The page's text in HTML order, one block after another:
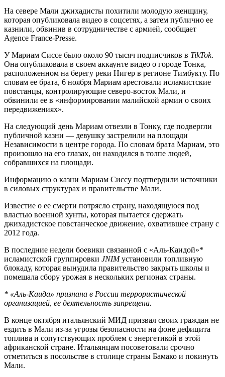
На севере Мали джихадисты похитили молодую женщину,
которая опубликовала видео в соцсетях, а затем публично ее
казнили, обвинив в сотрудничестве с армией, сообщает
Agence France-Presse.
У Мариам Сиссе было около 90 тысяч подписчиков в TikTok.
Она опубликовала в своем аккаунте видео о городе Тонка,
расположенном на берегу реки Нигер в регионе Тимбукту. По
словам ее брата, 6 ноября Мариам арестовали исламистские
повстанцы, контролирующие северо-восток Мали, и
обвинили ее в «информировании малийской армии о своих
передвижениях».
На следующий день Мариам отвезли в Тонку, где подвергли
публичной казни — девушку застрелили на площади
Независимости в центре города. По словам брата Мариам, это
произошло на его глазах, он находился в толпе людей,
собравшихся на площади.
Информацию о казни Мариам Сиссу подтвердили источники
в силовых структурах и правительстве Мали.
Известие о ее смерти потрясло страну, находящуюся под
властью военной хунты, которая пытается сдержать
джихадистское повстанческое движение, охватившее страну с
2012 года.
В последние недели боевики связанной с «Аль-Каидой»*
исламистской группировки JNIMустановили топливную
блокаду, которая вынудила правительство закрыть школы и
помешала сбору урожая в нескольких регионах страны.
* «Аль-Каида» признана в России террористической
организацией, ее деятельность запрещена.
В конце октября итальянский МИД призвал своих граждан не
ездить в Мали из-за угрозы безопасности на фоне дефицита
топлива и сопутствующих проблем с энергетикой в этой
африканской стране. Итальянцам посоветовали срочно
отметиться в посольстве в столице страны Бамако и покинуть
Мали.